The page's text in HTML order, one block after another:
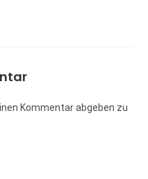
Kommentar abgeben zu